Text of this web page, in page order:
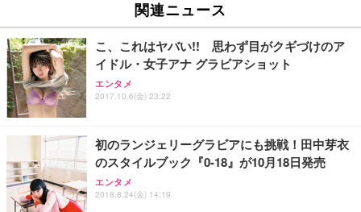
い 跳ね上げ式アームレスト コンパクト 約105度ロッ
キング pc 事務椅子 360度回転 座面昇降 強化ナイロ
(黒網+黒枠+黒足)
￥5,699
SIHOO B100 オフィスチェア／デスクチェア メッシ
Sezlife オフィスチェア デスクチェア 疲れない テレ
ワーク チェア 強化バックレスト 30度ロッキング機
EV3240X-WT | 31.5型4K UHD・USB Type-C・ホワ
￥105,595
EIZO ビジネス向けプレミアムモニター | FlexScan
EV2740X-WT | 27.0型4K UHD・USB Type-C・ホワ
￥109,572
【純正品】27"ゲーミングモニター DualSense 充電
フック付き（CFI-ZDM1J）
回使い捨て 無香料 ホワイト 300枚
Amazonベーシック ペットシーツ 厚型 ワイド 42枚
ネオ・ルーライフ ネオ・オムツ L 中型犬用 26枚入
関連ニュース
こ、これはヤバい!! 思わず目がクギづけのア
イドル・女子アナ グラビアショット
エンタメ
2017.10.6(金) 23:22
初のランジェリーグラビアにも挑戦！田中芽衣
のスタイルブック『0-18』が10月18日発売
エンタメ
2018.8.24(金) 14:19